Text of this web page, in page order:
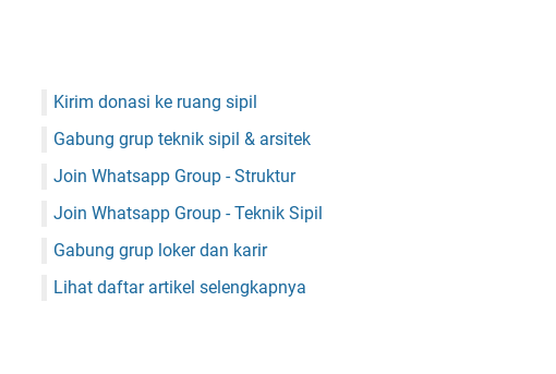
Kirim donasi ke ruang sipil
Gabung grup teknik sipil & arsitek
Join Whatsapp Group - Struktur
Join Whatsapp Group - Teknik Sipil
Gabung grup loker dan karir
Lihat daftar artikel selengkapnya